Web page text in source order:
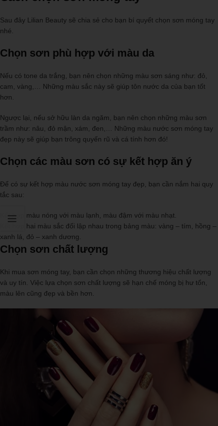
Sau đây Lilian Beauty sẽ chia sẻ cho bạn bí quyết chọn sơn móng tay
nhé.
Chọn sơn phù hợp với màu da
Nếu có tone da trắng, bạn nên chọn những màu sơn sáng như: đỏ,
cam, vàng,… Những màu sắc này sẽ giúp tôn nước da của bạn tốt
hơn.
Ngược lại, nếu sở hữu làn da ngăm, bạn nên chọn những màu sơn
trầm như: nâu, đỏ mận, xám, đen,… Những màu nước sơn móng tay
đẹp này sẽ giúp bạn trông quyến rũ và cá tính hơn đó!
Chọn các màu sơn có sự kết hợp ăn ý
Để có sự kết hợp màu nước sơn móng tay đẹp, bạn cần nắm hai quy
tắc sau:
Kết hợp màu nóng với màu lạnh, màu đậm với màu nhạt.
Kết hợp hai màu sắc đối lập nhau trong bảng màu: vàng – tím, hồng –
xanh lá, đỏ – xanh dương.
Chọn sơn chất lượng
Khi mua sơn móng tay, bạn cần chọn những thương hiệu chất lượng
và uy tín. Việc lựa chọn sơn chất lượng sẽ hạn chế móng bị hư tổn,
màu lên cũng đẹp và bền hơn.